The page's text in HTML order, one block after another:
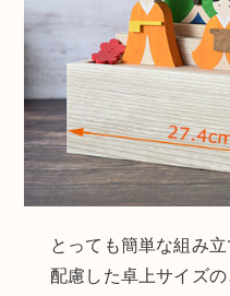
とっても簡単な組み
配慮した卓上サイズ